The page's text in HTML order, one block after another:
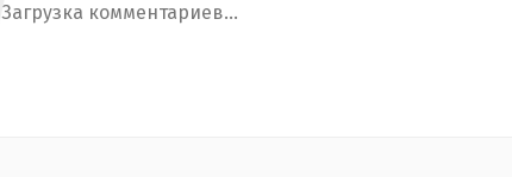
Загрузка комментариев...